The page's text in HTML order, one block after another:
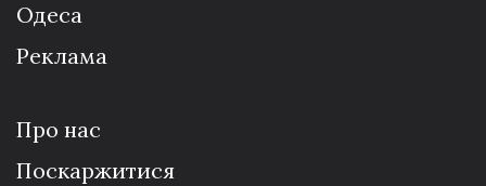
Одеса
Реклама
Про нас
Поскаржитися